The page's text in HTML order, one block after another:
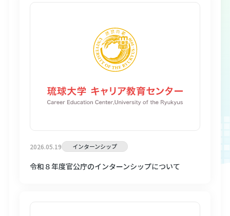
2026.05.19 インターンシップ
令和８年度官公庁のインターンシップについて